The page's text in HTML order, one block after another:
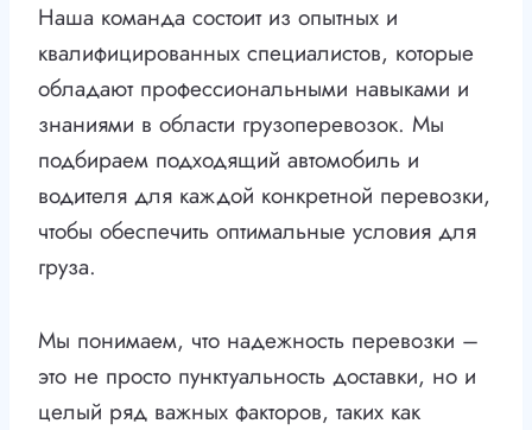
Наша команда состоит из опытных и
квалифицированных специалистов, которые
обладают профессиональными навыками и
знаниями в области грузоперевозок. Мы
подбираем подходящий автомобиль и
водителя для каждой конкретной перевозки,
чтобы обеспечить оптимальные условия для
груза.
Мы понимаем, что надежность перевозки –
это не просто пунктуальность доставки, но и
целый ряд важных факторов, таких как